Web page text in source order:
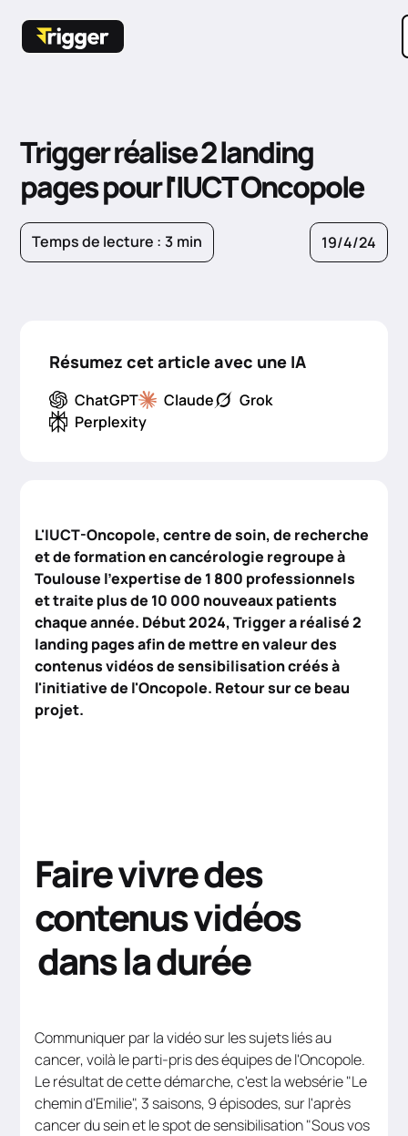
Trigger réalise 2 landing
pages pour l'IUCT Oncopole
Temps de lecture : 3 min 19/4/24
Résumez cet article avec une IA
ChatGPT Claude
Grok
Perplexity
L'IUCT-Oncopole, centre de soin, de recherche
et de formation en cancérologie regroupe à
Toulouse l’expertise de 1 800 professionnels
et traite plus de 10 000 nouveaux patients
chaque année. Début 2024, Trigger a réalisé 2
landing pages afin de mettre en valeur des
contenus vidéos de sensibilisation créés à
l'initiative de l'Oncopole. Retour sur ce beau
projet.
Faire vivre des
contenus vidéos
dans la durée
Communiquer par la vidéo sur les sujets liés au
cancer, voilà le parti-pris des équipes de l'Oncopole.
Le résultat de cette démarche, c'est la websérie "Le
chemin d'Emilie", 3 saisons, 9 épisodes, sur l'après
cancer du sein et le spot de sensibilisation "Sous vos